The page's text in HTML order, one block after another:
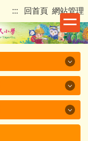
::: 回首頁 網站管理